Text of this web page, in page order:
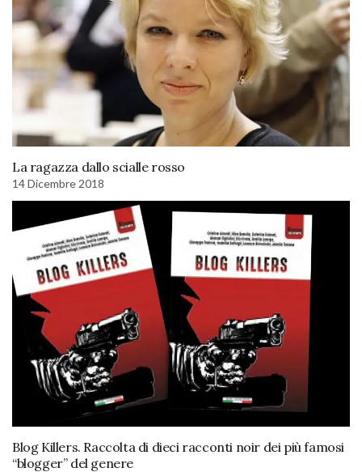
La ragazza dallo scialle rosso
14 Dicembre 2018
Blog Killers. Raccolta di dieci racconti noir dei più famosi
“blogger” del genere